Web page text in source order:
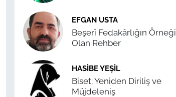
EFGAN USTA
Beşerî Fedakârlığın Örneği
Olan Rehber
HASIBE YEŞIL
Biset; Yeniden Diriliş ve
Müjdeleniş